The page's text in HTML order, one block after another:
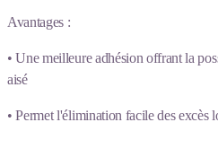
Avantages :
• Une meilleure adhésion offrant la
aisé
• Permet l'élimination facile des excès